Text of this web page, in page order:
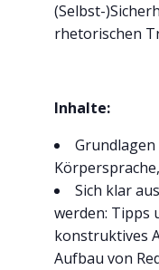
(Selbst-
rhetorischen
Inhalte:
Sich klar
werden: Tipps
konstruktives
Aufbau von